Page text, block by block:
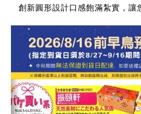
創新圓形設計口感飽滿紮實，讓